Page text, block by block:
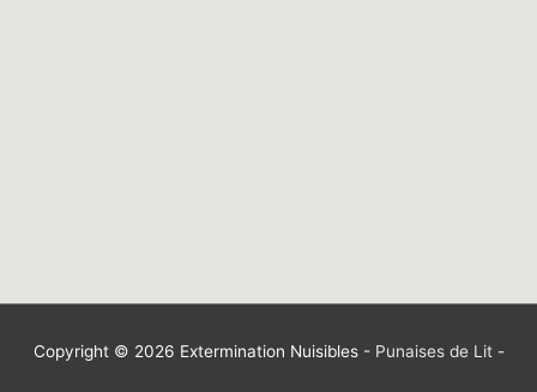
Copyright © 2026 Extermination Nuisibles- Punaises de Lit-